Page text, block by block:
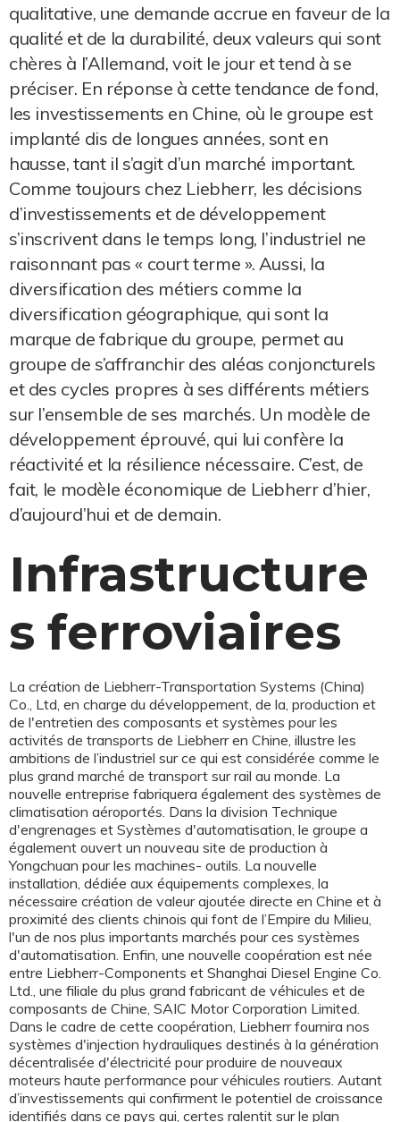
qualitative, une demande accrue en faveur de la
qualité et de la durabilité, deux valeurs qui sont
chères à l’Allemand, voit le jour et tend à se
préciser. En réponse à cette tendance de fond,
les investissements en Chine, où le groupe est
implanté dis de longues années, sont en
hausse, tant il s’agit d’un marché important.
Comme toujours chez Liebherr, les décisions
d’investissements et de développement
s’inscrivent dans le temps long, l’industriel ne
raisonnant pas « court terme ». Aussi, la
diversification des métiers comme la
diversification géographique, qui sont la
marque de fabrique du groupe, permet au
groupe de s’affranchir des aléas conjoncturels
et des cycles propres à ses différents métiers
sur l’ensemble de ses marchés. Un modèle de
développement éprouvé, qui lui confère la
réactivité et la résilience nécessaire. C’est, de
fait, le modèle économique de Liebherr d’hier,
d’aujourd’hui et de demain.
Infrastructure
s ferroviaires
La création de Liebherr-Transportation Systems (China)
Co., Ltd, en charge du développement, de la, production et
de l'entretien des composants et systèmes pour les
activités de transports de Liebherr en Chine, illustre les
ambitions de l’industriel sur ce qui est considérée comme le
plus grand marché de transport sur rail au monde. La
nouvelle entreprise fabriquera également des systèmes de
climatisation aéroportés. Dans la division Technique
d'engrenages et Systèmes d'automatisation, le groupe a
également ouvert un nouveau site de production à
Yongchuan pour les machines- outils. La nouvelle
installation, dédiée aux équipements complexes, la
nécessaire création de valeur ajoutée directe en Chine et à
proximité des clients chinois qui font de l’Empire du Milieu,
l'un de nos plus importants marchés pour ces systèmes
d'automatisation. Enfin, une nouvelle coopération est née
entre Liebherr-Components et Shanghai Diesel Engine Co.
Ltd., une filiale du plus grand fabricant de véhicules et de
composants de Chine, SAIC Motor Corporation Limited.
Dans le cadre de cette coopération, Liebherr fournira nos
systèmes d'injection hydrauliques destinés à la génération
décentralisée d'électricité pour produire de nouveaux
moteurs haute performance pour véhicules routiers. Autant
d’investissements qui confirment le potentiel de croissance
identifiés dans ce pays qui, certes ralentit sur le plan